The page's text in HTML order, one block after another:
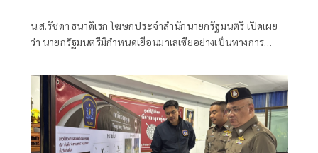
น.ส.รัชดา ธนาดิเรก โฆษกประจำสำนักนายกรัฐมนตรี เปิดเผย
ว่า นายกรัฐมนตรีมีกำหนดเยือนมาเลเซียอย่างเป็นทางการ
วาร์ อิบราฮิม นายกรัฐมนตรีมาเลเซีย โดยการเยือนของนายก
รัฐมนตรีในครั้งนี้